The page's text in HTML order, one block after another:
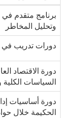
برنامج متقدم في
وتحليل المخاطر
دورات تدريب في
دورة الاقتصاد
السياسات الكلية
دورة أساسيات
الحكيمة خلال